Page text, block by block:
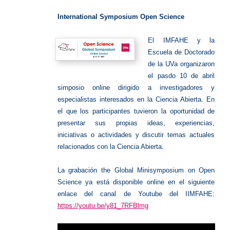
International Symposium Open Science
El IMFAHE y la
Escuela de Doctorado
de la UVa organizaron
el pasdo 10 de abril
simposio online dirigido a investigadores y
especialistas interesados en la Ciencia Abierta. En
el que los participantes tuvieron la oportunidad de
presentar sus propias ideas, experiencias,
iniciativas o actividades y discutir temas actuales
relacionados con la Ciencia Abierta.
La grabación the Global Minisymposium on Open
Scienceya está disponible online en el siguiente
enlace del canal de Youtube del IIMFAHE:
https://youtu.be/y81_7RFBlmg